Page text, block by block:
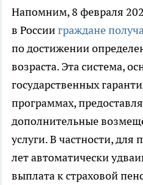
Напомним, 8 февраля
в Россииграждане
по достижении
возраста. Эта система,
государственных
программах,
дополнительные
услуги. В частности, для
лет автоматически
выплата к страховой